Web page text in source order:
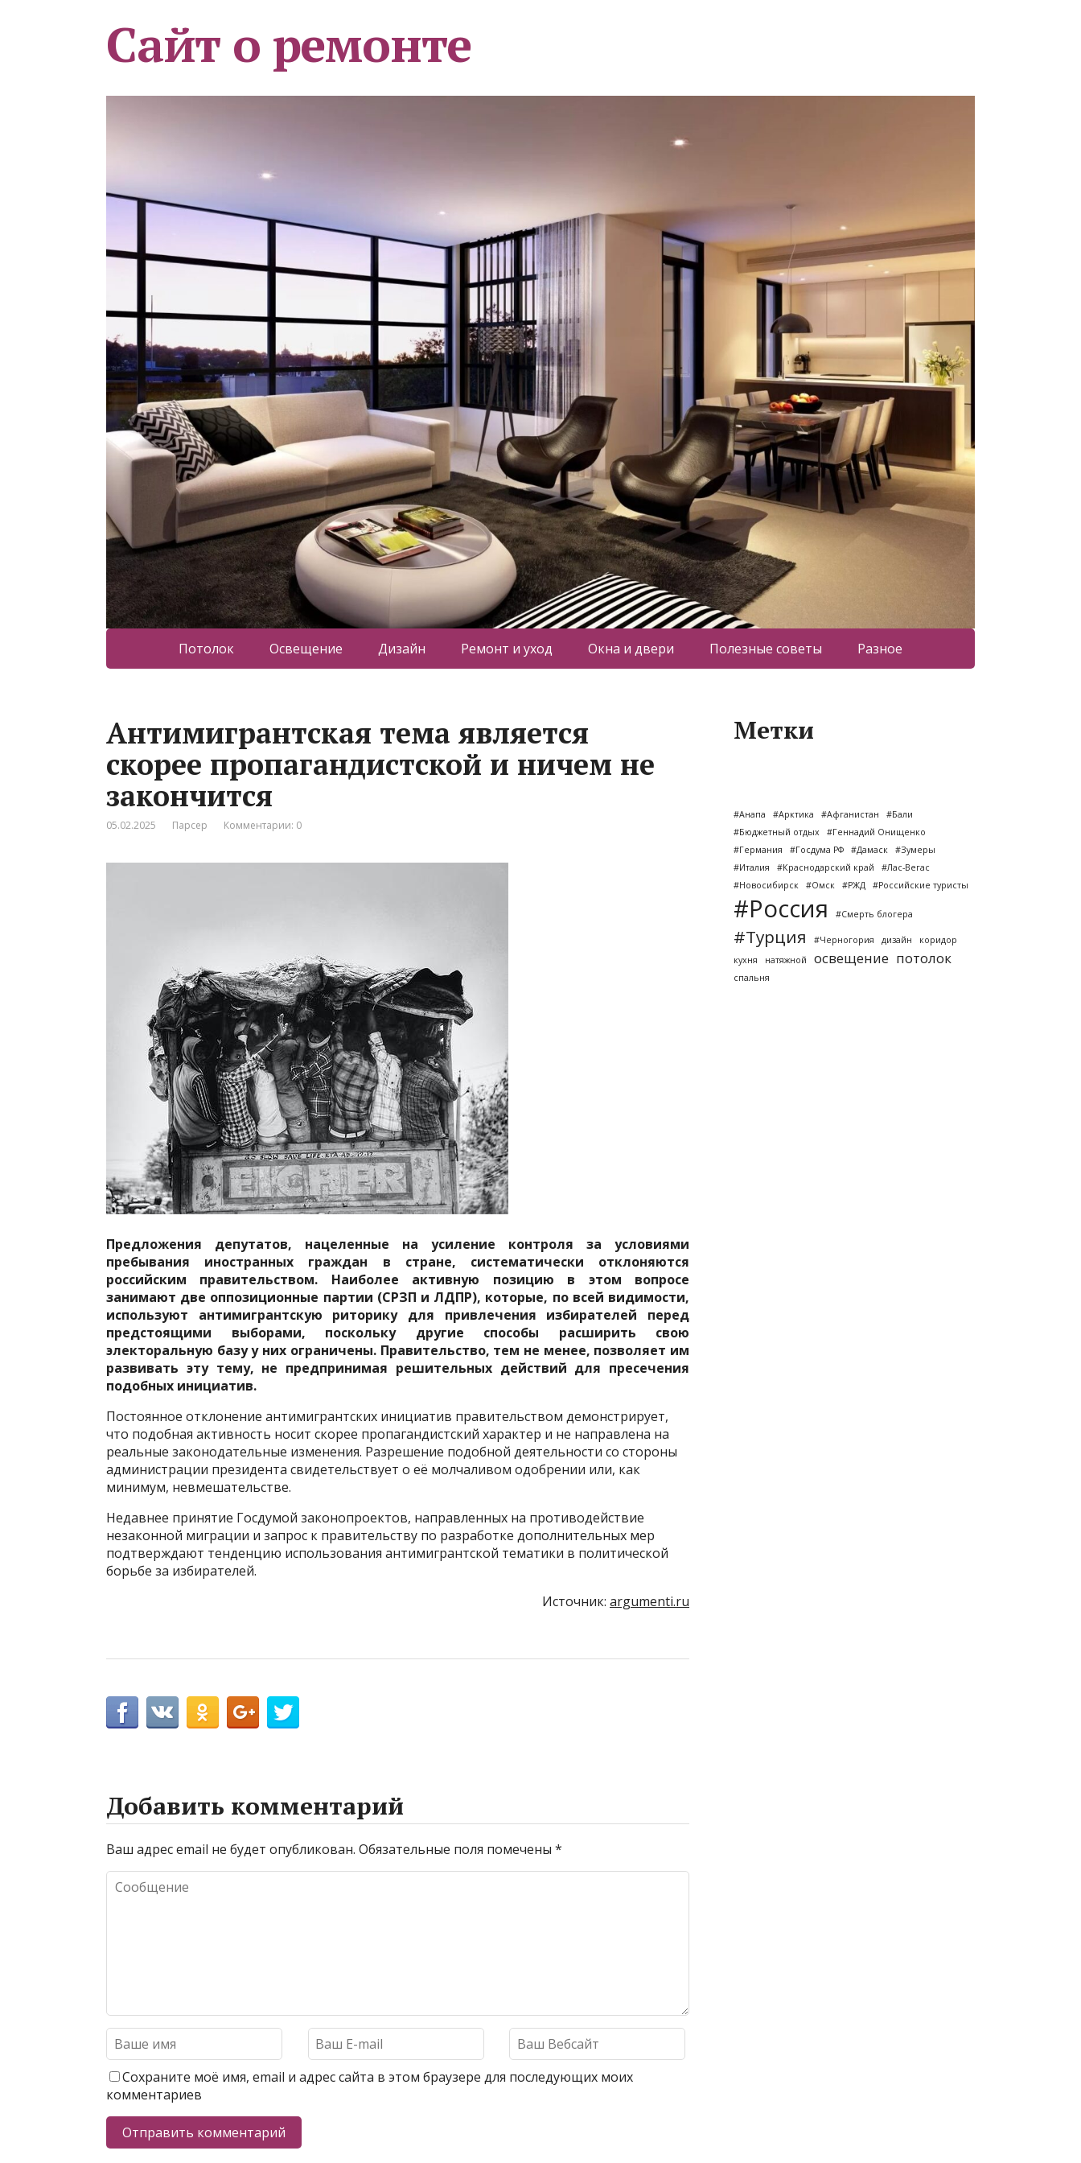
Сайт о ремонте
Потолок Освещение Дизайн Ремонт и уход Окна и двери Полезные советы Разное
Антимигрантская тема является
скорее пропагандистской и ничем не
закончится
05.02.2025 Парсер Комментарии: 0
Предложения депутатов, нацеленные на усиление контроля за условиями
пребывания иностранных граждан в стране, систематически отклоняются
российским правительством. Наиболее активную позицию в этом вопросе
занимают две оппозиционные партии (СРЗП и ЛДПР), которые, по всей видимости,
используют антимигрантскую риторику для привлечения избирателей перед
предстоящими выборами, поскольку другие способы расширить свою
электоральную базу у них ограничены. Правительство, тем не менее, позволяет им
развивать эту тему, не предпринимая решительных действий для пресечения
подобных инициатив.
Постоянное отклонение антимигрантских инициатив правительством демонстрирует,
что подобная активность носит скорее пропагандистский характер и не направлена на
реальные законодательные изменения. Разрешение подобной деятельности со стороны
администрации президента свидетельствует о её молчаливом одобрении или, как
минимум, невмешательстве.
Недавнее принятие Госдумой законопроектов, направленных на противодействие
незаконной миграции и запрос к правительству по разработке дополнительных мер
подтверждают тенденцию использования антимигрантской тематики в политической
борьбе за избирателей.
Источник: argumenti.ru
Добавить комментарий
Ваш адрес email не будет опубликован. Обязательные поля помечены *
Сохраните моё имя, email и адрес сайта в этом браузере для последующих моих
комментариев
Метки
#Анапа #Арктика #Афганистан
#Бали
#Бюджетный отдых
#Геннадий Онищенко
#Германия
#Госдума РФ #Дамаск
#Зумеры
#Италия
#Краснодарский край
#Лас-Вегас
#Новосибирск
#Омск #РЖД #Российские туристы
#Россия #Смерть блогера
#Турция #Черногория дизайн
коридор
кухня
натяжной освещение потолок
спальня